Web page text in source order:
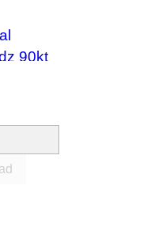
90kt